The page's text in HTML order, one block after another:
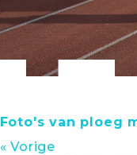
Foto's van ploeg
« Vorige